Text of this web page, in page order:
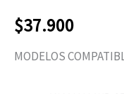
$37.900
MODELOS